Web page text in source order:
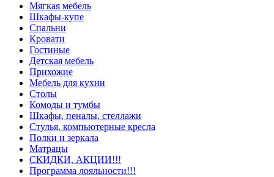
Мягкая мебель
Шкафы-купе
Спальни
Кровати
Гостиные
Детская мебель
Прихожие
Мебель для кухни
Столы
Комоды и тумбы
Шкафы, пеналы, стеллажи
Стулья, компьютерные кресла
Полки и зеркала
Матрацы
СКИДКИ, АКЦИИ!!!
Программа лояльности!!!